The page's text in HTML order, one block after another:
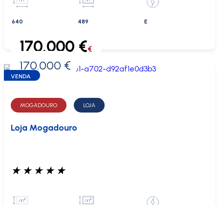
640 489 E
0 €
170.000 €€
170.000 €
VENDA
MOGADOURO LOJA
Loja Mogadouro
★ ★ ★ ★ ★